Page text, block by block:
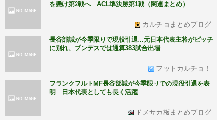
を懸け第2戦へ ACL準決勝第1戦（関連まとめ）
カルチョまとめブログ
長谷部誠が今季限りで現役引退…元日本代表主将がピッチ
に別れ、ブンデスでは通算383試合出場
フットカルチョ！
フランクフルトMF長谷部誠が今季限りでの現役引退を表
明 日本代表としても長く活躍
ドメサカ板まとめブログ